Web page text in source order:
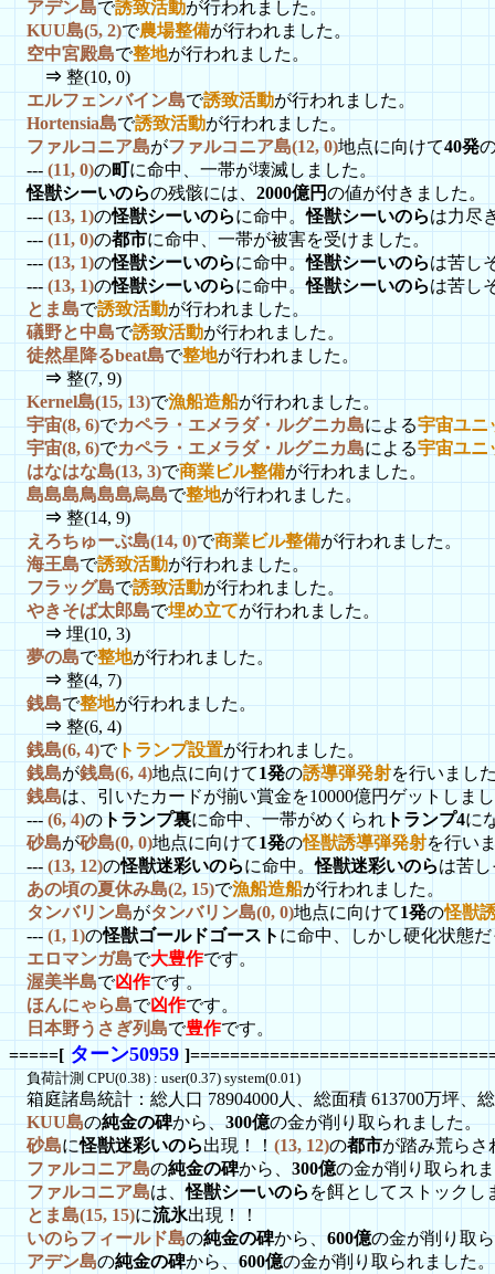
アデン島で誘致活動が行われました。
KUU島(5, 2)で農場整備が行われました。
空中宮殿島で整地が行われました。
⇒ 整(10, 0)
エルフェンバイン島で誘致活動が行われました。
Hortensia島で誘致活動が行われました。
ファルコニア島がファルコニア島(12, 0)地点に向けて40発
--- (11, 0)の町に命中、一帯が壊滅しました。
怪獣シーいのらの残骸には、 2000億円の値が付きました。
--- (13, 1)の怪獣シーいのらに命中。怪獣シーいのらは力尽
--- (11, 0)の都市に命中、一帯が被害を受けました。
---(13, 1)の怪獣シーいのらに命中。怪獣シーいのらは苦し
---(13, 1)の怪獣シーいのらに命中。怪獣シーいのらは苦し
とま島で誘致活動が行われました。
礒野と中島で誘致活動が行われました。
徒然星降るbeat島で整地が行われました。
⇒ 整(7, 9)
Kernel島(15, 13)で漁船造船が行われました。
宇宙(8, 6)でカペラ・エメラダ・ルグニカ島による宇宙ユニ
宇宙(8, 6)でカペラ・エメラダ・ルグニカ島による宇宙ユニ
はなはな島(13, 3)で商業ビル整備が行われました。
島島島鳥島島烏島で整地が行われました。
⇒整(14, 9)
えろちゅーぶ島(14, 0)で商業ビル整備が行われました。
海王島で誘致活動が行われました。
フラッグ島で誘致活動が行われました。
やきそば太郎島で埋め立てが行われました。
⇒ 埋(10, 3)
夢の島で整地が行われました。
⇒整(4, 7)
銭島で整地が行われました。
⇒ 整(6, 4)
銭島(6, 4)でトランプ設置が行われました。
銭島が銭島(6, 4)地点に向けて1発の誘導弾発射を行いまし
銭島は、引いたカードが揃い賞金を10000億円ゲットしま
---(6, 4)のトランプ裏に命中、一帯がめくられトランプ4に
砂島が砂島(0, 0)地点に向けて1発の怪獣誘導弾発射を行い
--- (13, 12)の怪獣迷彩いのらに命中。怪獣迷彩いのらは苦
あの頃の夏休み島(2, 15)で漁船造船が行われました。
タンバリン島がタンバリン島(0, 0)地点に向けて1発の怪獣
---(1, 1)の怪獣ゴールドゴーストに命中、しかし硬化状態
エロマンガ島で大豊作です。
渥美半島で凶作です。
ほんにゃら島で凶作です。
日本野うさぎ列島で豊作です。
=====[ ターン50959
負荷計測 CPU(0.38) : user(0.37) system(0.01)
箱庭諸島統計：総人口 78904000人、総面積 613700万坪、
KUU島の純金の碑から、300億の金が削り取られました。
砂島に怪獣迷彩いのら出現！！ (13, 12)の都市が踏み荒らさ
ファルコニア島の純金の碑から、 300億の金が削り取られ
ファルコニア島は、怪獣シーいのら を餌としてストックし
とま島(15, 15)に流氷出現！！
いのらフィールド島の純金の碑から、600億の金が削り取
アデン島の純金の碑から、600億の金が削り取られました。